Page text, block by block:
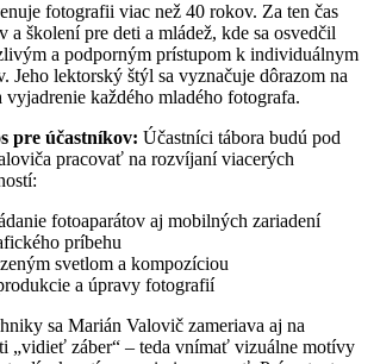
fotografii viac než 40 rokov. Za ten čas
školení pre deti a mládež, kde sa osvedčil
a podporným prístupom k individuálnym
Jeho lektorský štýl sa vyznačuje dôrazom na
vyjadrenie každého mladého fotografa.
pre účastníkov: Účastníci tábora budú pod
pracovať na rozvíjaní viacerých
fotoaparátov aj mobilných zariadení
príbehu
svetlom a kompozíciou
a úpravy fotografií
sa Marián Valovič zameriava aj na
„vidieť záber“ – teda vnímať vizuálne motívy